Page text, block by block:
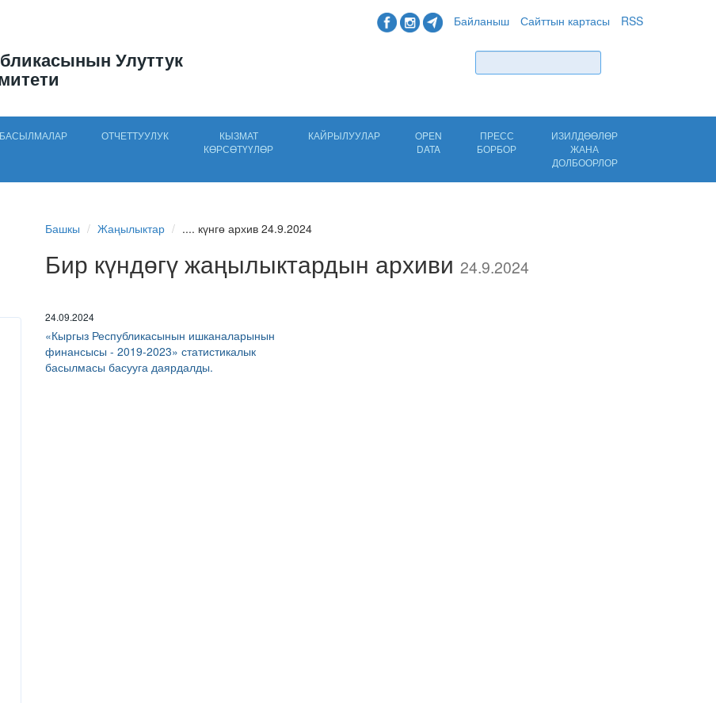
Байланыш Сайттын картасы RSS
Улуттук
БАСЫЛМАЛАР ОТЧЕТТУУЛУК
КЫЗМАТ
КӨРСӨТҮҮЛӨР
КАЙРЫЛУУЛАР
OPEN
DATA
ПРЕСС
БОРБОР
ИЗИЛДӨӨЛӨР
ЖАНА
ДОЛБООРЛОР
Башкы Жаңылыктар .... күнгө архив 24.9.2024
Бир күндөгү жаңылыктардын архиви 24.9.2024
24.09.2024
«Кыргыз Республикасынын ишканаларынын
финансысы - 2019-2023» статистикалык
басылмасы басууга даярдалды.